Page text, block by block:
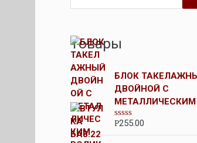
Товары
БЛОК
ДВОЙНОЙ С
О
ц
Р255.00